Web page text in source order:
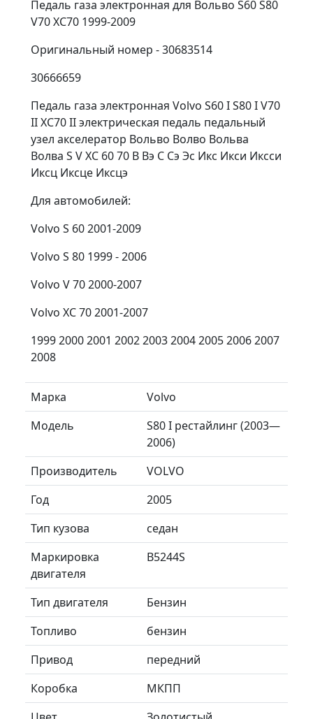
Педаль газа электронная для Вольво S60 S80
V70 XC70 1999-2009
Оригинальный номер - 30683514
30666659
Педаль газа электронная Volvo S60 I S80 I V70
II XC70 II электрическая педаль педальный
узел акселератор Вольво Волво Вольва
Волва S V XC 60 70 В Вэ С Сэ Эс Икс Икси Иксси
Иксц Иксце Иксцэ
Для автомобилей:
Volvo S 60 2001-2009
Volvo S 80 1999 - 2006
Volvo V 70 2000-2007
Volvo XC 70 2001-2007
1999 2000 2001 2002 2003 2004 2005 2006 2007
2008
Марка
Volvo
Модель
S80 I рестайлинг (2003—
2006)
Производитель
VOLVO
Год
2005
Тип кузова
седан
Маркировка
двигателя
B5244S
Тип двигателя
Бензин
Топливо
бензин
Привод
передний
Коробка
МКПП